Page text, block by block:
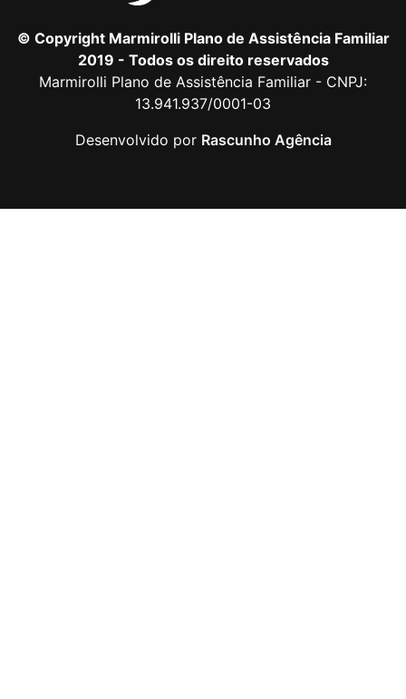
© Copyright Marmirolli Plano de Assistência Familiar
2019 - Todos os direito reservados
Marmirolli Plano de Assistência Familiar - CNPJ:
13.941.937/0001-03
Desenvolvido por Rascunho Agência